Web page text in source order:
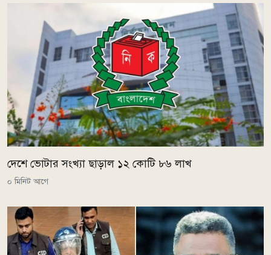
দেশে ভোটার সংখ্যা ছাড়াল ১২ কোটি ৮৬ লাখ
০ মিনিট আগে